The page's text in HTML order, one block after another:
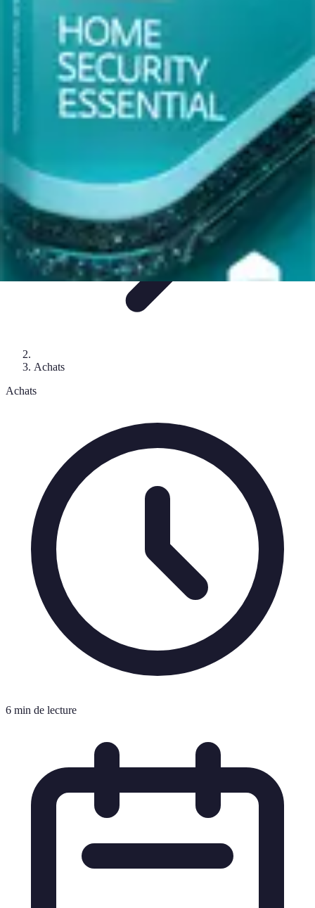
Astuces Pour Économiser
Économies QuotidiennesÉnergieAstuces Quotidiennes
Voyages
Astuces Pour Économiser
Achats
Achats
6 min de lecture